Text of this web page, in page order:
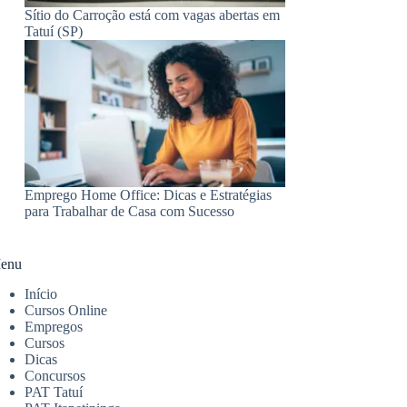
Sítio do Carroção está com vagas abertas em
Tatuí (SP)
Emprego Home Office: Dicas e Estratégias
para Trabalhar de Casa com Sucesso
Início
Cursos Online
Empregos
Cursos
Dicas
Concursos
PAT Tatuí